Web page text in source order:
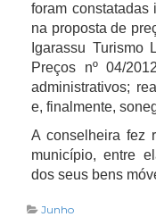
foram constatadas
na proposta de
Igarassu Turismo
Preços nº 04/
administrativos;
e, finalmente,
A conselheira fez
município, entre
dos seus bens
Junho